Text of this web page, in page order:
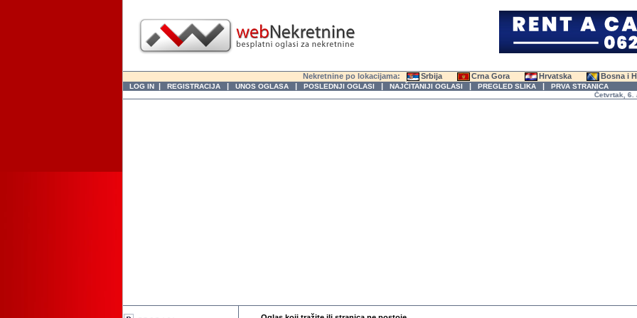
Nekretnine po lokacijama: Srbija Crna Gora Hrvatska Bosna i
LOG IN | REGISTRACIJA | UNOS OGLASA | POSLEDNJI OGLASI | NAJČITANIJI OGLASI | PREGLED SLIKA | PRVA STRANICA
Četvrtak, 6.